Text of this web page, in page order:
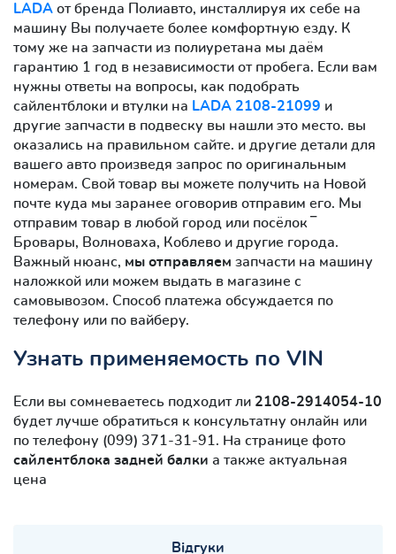
LADA от бренда Полиавто, инсталлируя их себе на
машину Вы получаете более комфортную езду. К
тому же на запчасти из полиуретана мы даём
гарантию 1 год в независимости от пробега. Если вам
нужны ответы на вопросы, как подобрать
сайлентблоки и втулки на LADA 2108-21099 и
другие запчасти в подвеску вы нашли это место. вы
оказались на правильном сайте. и другие детали для
вашего авто произведя запрос по оригинальным
номерам. Свой товар вы можете получить на Новой
почте куда мы заранее оговорив отправим его. Мы
отправим товар в любой город или посёлок ‾
Бровары, Волноваха, Коблево и другие города.
Важный нюанс, мы отправляем запчасти на машину
наложкой или можем выдать в магазине с
самовывозом. Способ платежа обсуждается по
телефону или по вайберу.
Узнать применяемость по VIN
Если вы сомневаетесь подходит ли 2108-2914054-10
будет лучше обратиться к консультатну онлайн или
по телефону (099) 371-31-91. На странице фото
сайлентблокa задней балки а также актуальная
цена
Відгуки